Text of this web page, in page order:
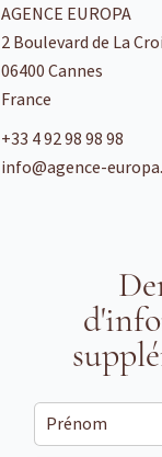
AGENCE EUROPA
2 Boulevard de La
06400Cannes
France
+33 4 92 98 98 98
info@agence-